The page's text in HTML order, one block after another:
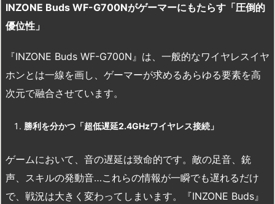
INZONE Buds WF-G700Nがゲーマーにもたらす「圧倒的
優位性」
『INZONE Buds WF-G700N』は、一般的なワイヤレスイヤ
ホンとは一線を画し、ゲーマーが求めるあらゆる要素を高
次元で融合させています。
勝利を分かつ「超低遅延2.4GHzワイヤレス接続」
ゲームにおいて、音の遅延は致命的です。敵の足音、銃
声、スキルの発動音…これらの情報が一瞬でも遅れるだけ
で、戦況は大きく変わってしまいます。『INZONE Buds』